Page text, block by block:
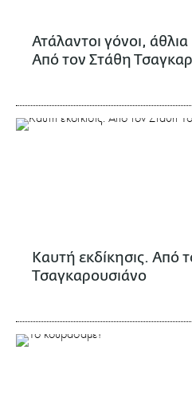
Ατάλαντοι γόνοι,
Από τον Στάθη
Καυτή εκδίκησις. Από
Τσαγκαρουσιάνο